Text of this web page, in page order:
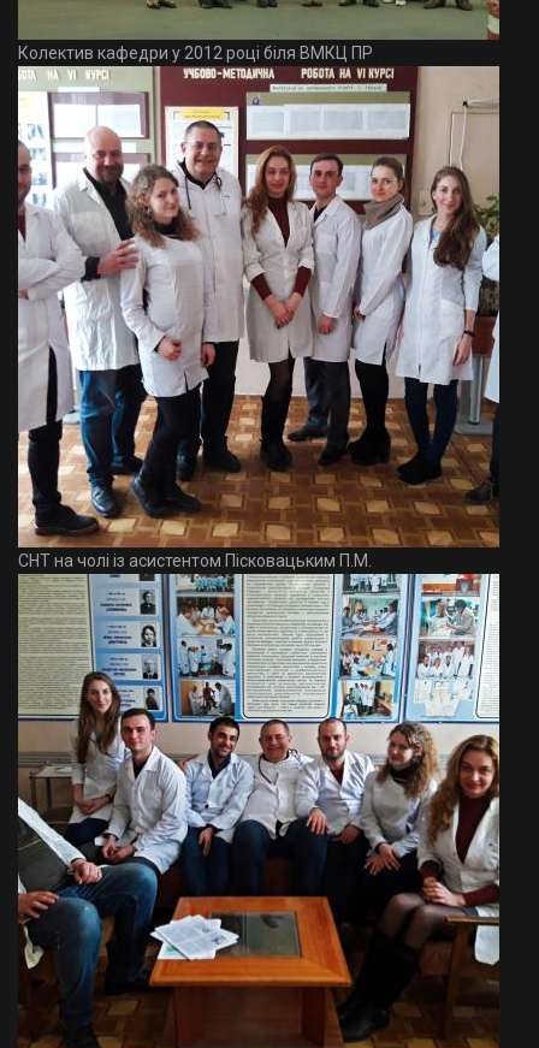
Колектив кафедри у 2012 році біля ВМКЦ ПР
СНТ на чолі із асистентом Пісковацьким П.М.